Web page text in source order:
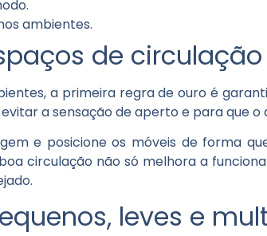
ambientes.
de
a primeira regra de ouro é
a sensação de aperto e para que
e posicione os móveis de forma
circulação não só melhora a
leves e